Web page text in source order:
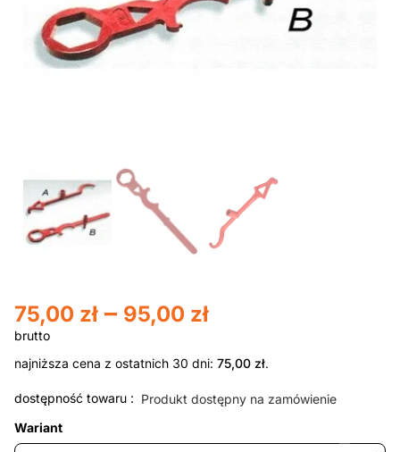
75,00 zł – 95,00 zł
najniższa cena z ostatnich 30 dni: 75,00 zł.
dostępność towaru : Produkt dostępny na zamówienie
Wariant